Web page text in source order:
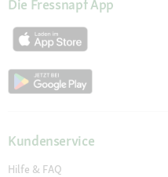
Die Fressnapf App
Kundenservice
Hilfe & FAQ